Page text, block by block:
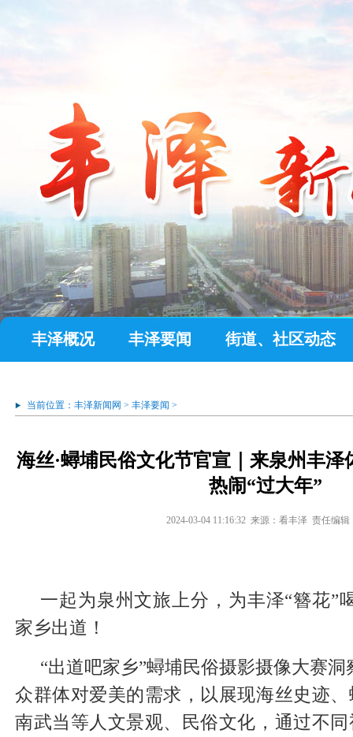
丰泽概况 丰泽要闻 街道、社区动态
当前位置： 丰泽新闻网 > 丰泽要闻 >
海丝·蟳埔民俗文化节官宣｜来泉州丰
热闹“过大年”
2024-03-04 11:16:32 来源：看丰泽 责任编辑
一起为泉州文旅上分，为丰泽“簪花”
家乡出道！
“出道吧家乡”蟳埔民俗摄影摄像大赛洞
众群体对爱美的需求，以展现海丝史迹
南武当等人文景观、民俗文化，通过不